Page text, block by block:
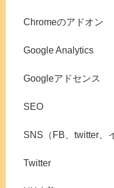
Chromeのアドオン
Google Analytics
Googleアドセンス
SEO
SNS（FB、twitter、
Twitter